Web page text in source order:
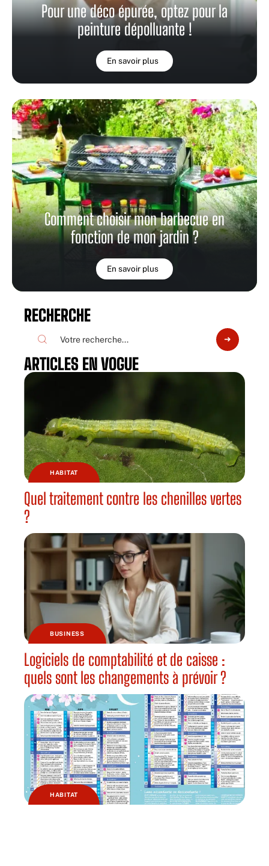
Pour une déco épurée, optez pour la
peinture dépolluante !
En savoir plus
Comment choisir mon barbecue en
fonction de mon jardin ?
En savoir plus
RECHERCHE
ARTICLES EN VOGUE
HABITAT
Quel traitement contre les chenilles vertes
?
BUSINESS
Logiciels de comptabilité et de caisse :
quels sont les changements à prévoir ?
HABITAT